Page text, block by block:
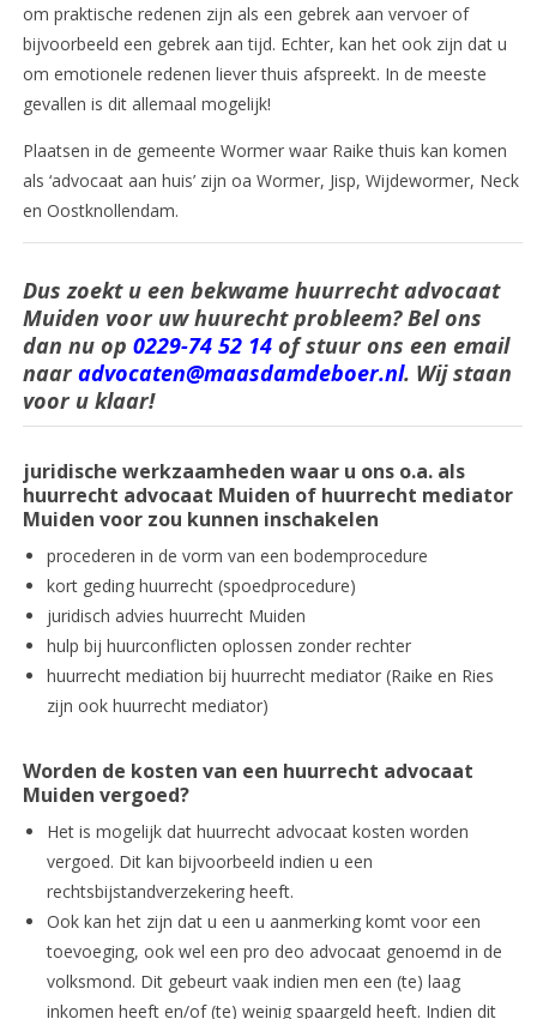
om praktische redenen zijn als een gebrek aan vervoer of
bijvoorbeeld een gebrek aan tijd. Echter, kan het ook zijn dat u
om emotionele redenen liever thuis afspreekt. In de meeste
gevallen is dit allemaal mogelijk!
Plaatsen in de gemeente Wormer waar Raike thuis kan komen
als ‘advocaat aan huis’ zijn oa Wormer, Jisp, Wijdewormer, Neck
en Oostknollendam.
Dus zoekt u een bekwame huurrecht advocaat
Muiden voor uw huurecht probleem? Bel ons
dan nu op 0229-74 52 14of stuur ons een email
naar advocaten@maasdamdeboer.nl. Wij staan
voor u klaar!
juridische werkzaamheden waar u ons o.a. als
huurrecht advocaat Muiden of huurrecht mediator
Muiden voor zou kunnen inschakelen
procederen in de vorm van een bodemprocedure
kort geding huurrecht (spoedprocedure)
juridisch advies huurrecht Muiden
hulp bij huurconflicten oplossen zonder rechter
huurrecht mediation bij huurrecht mediator (Raike en Ries
zijn ook huurrecht mediator)
Worden de kosten van een huurrecht advocaat
Muiden vergoed?
Het is mogelijk dat huurrecht advocaat kosten worden
vergoed. Dit kan bijvoorbeeld indien u een
rechtsbijstandverzekering heeft.
Ook kan het zijn dat u een u aanmerking komt voor een
toevoeging, ook wel een pro deo advocaat genoemd in de
volksmond. Dit gebeurt vaak indien men een (te) laag
inkomen heeft en/of (te) weinig spaargeld heeft. Indien dit